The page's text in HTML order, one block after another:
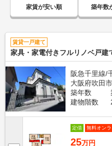
家賃が安い順 築年数
賃貸一戸建て
家具・家電付きフルリノベ戸建
阪急千里線/
大阪府吹田
築年数
建物階数
定借 無料オン
25万円